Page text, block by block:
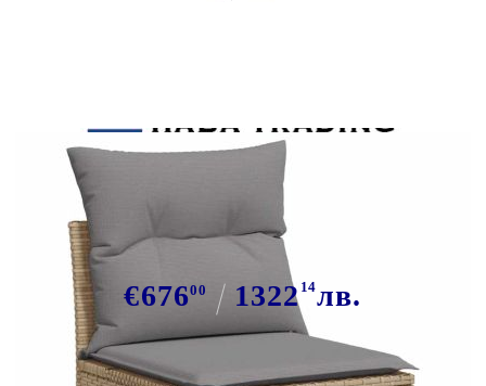
Градински диван с възглавници, 7
части, бежов полиратан
€67600 132214лв.